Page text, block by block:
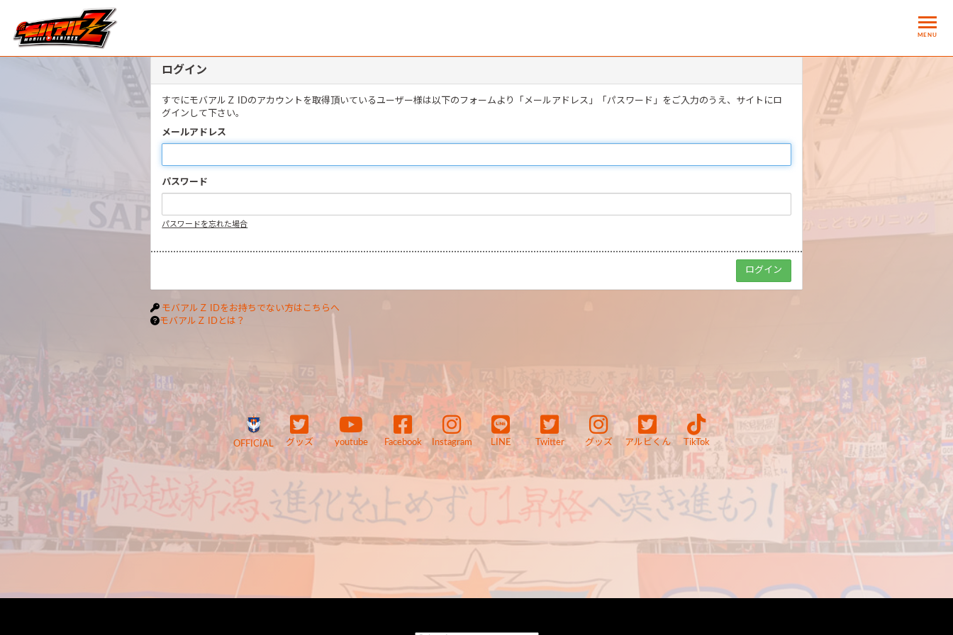
MENU
ログイン
すでにモバアルＺ IDのアカウントを取得頂いているユーザー様は以下のフォームより「メールアドレス」「パスワード」をご入力のうえ、サイトにロ
グインして下さい。
メールアドレス
パスワード
パスワードを忘れた場合
モバアルＺ IDをお持ちでない方はこちらへ
モバアルＺ IDとは？
OFFICIAL グッズ youtube Facebook Instagram LINE Twitter グッズ アルビくん TikTok